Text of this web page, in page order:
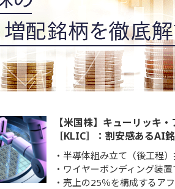
【米国株】キューリッキ
［KLIC］：割安感あるAI
半導体組み立て（後工程
ワイヤーボンディング装
売上の25％を構成するア